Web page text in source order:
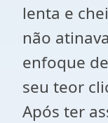
lenta e
não
enfoque
seu teor
Após ter